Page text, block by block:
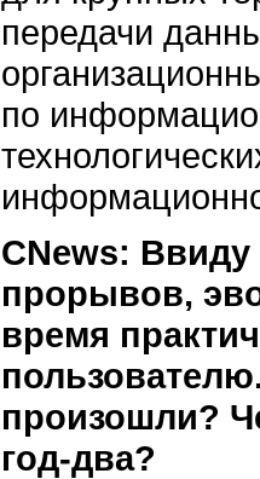
передачи
по
CNews:
прорывов,
время
произошли?
год-два?